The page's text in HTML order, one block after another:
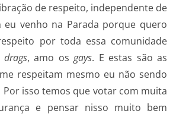
de respeito, independente de
eu venho na Parada porque quero
por toda essa comunidade
drags, amo os gays. E estas são as
respeitam mesmo eu não sendo
Por isso temos que votar com muita
e pensar nisso muito bem